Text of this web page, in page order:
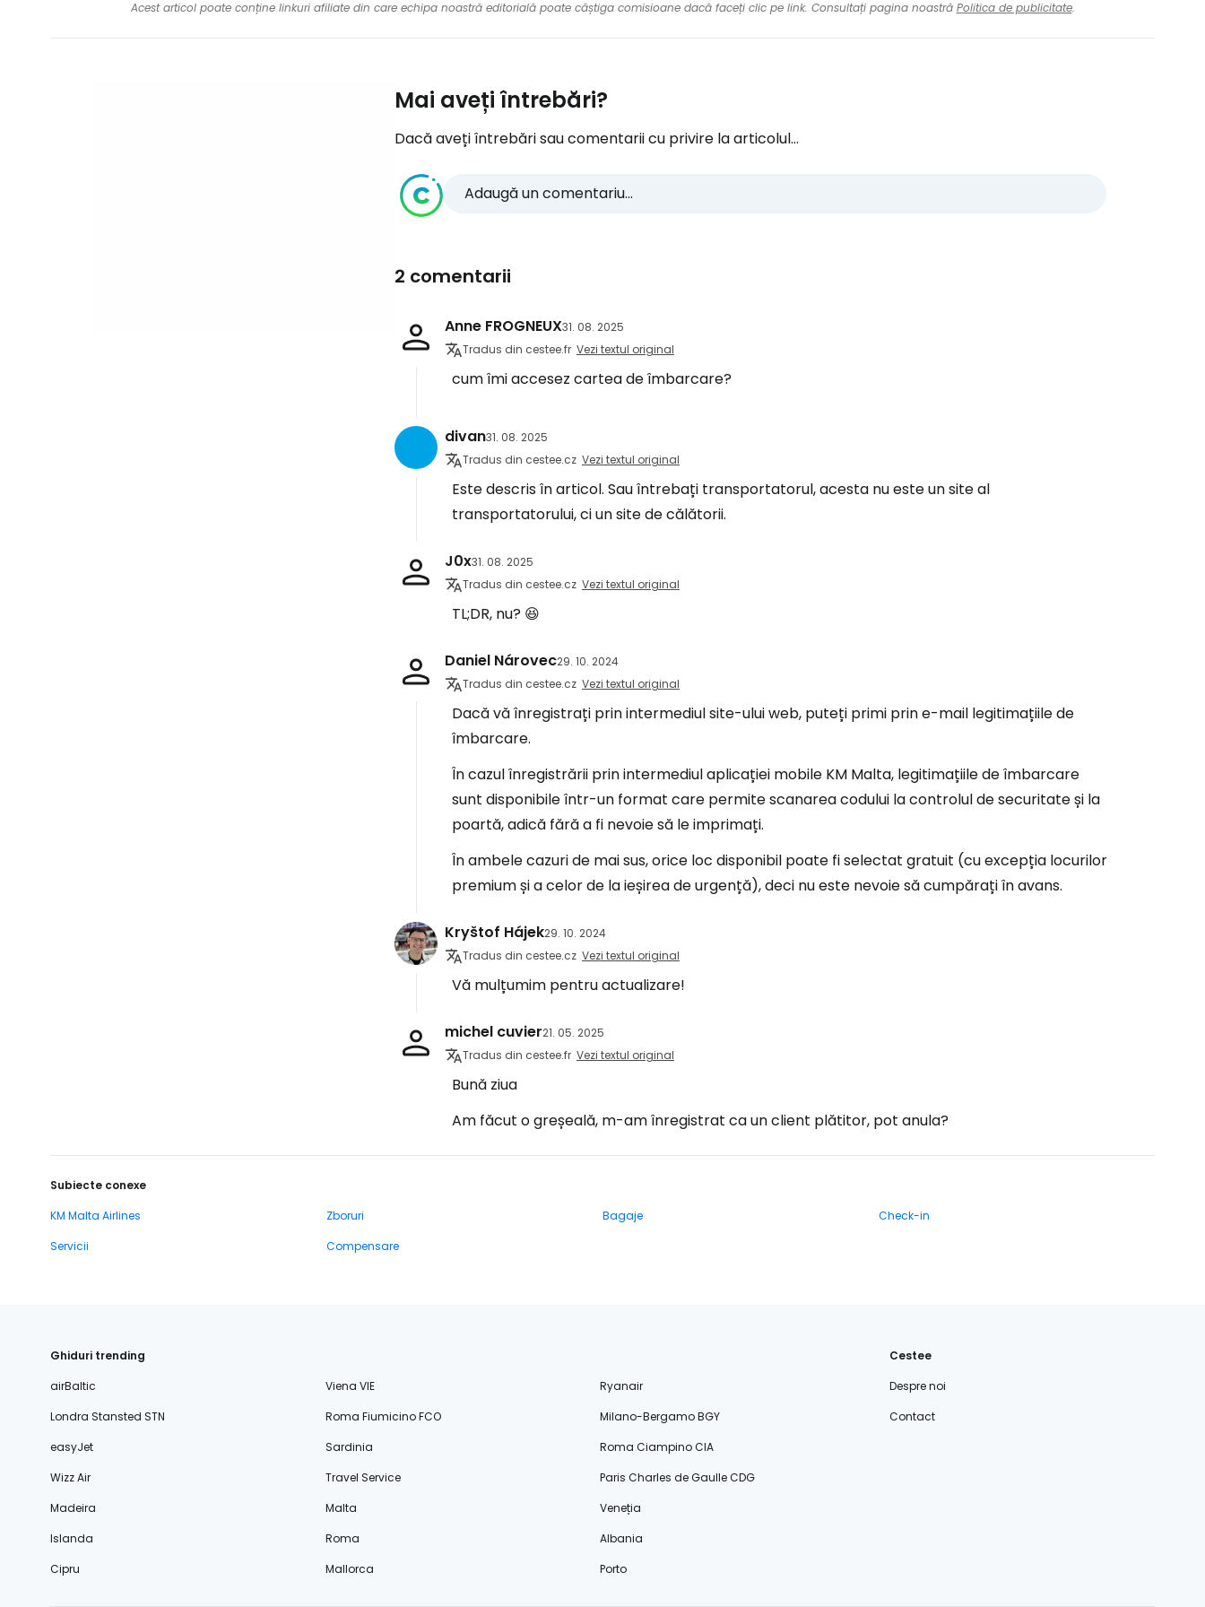
Acest articol poate conține linkuri afiliate din care echipa noastră editorială poate câștiga comisioane dacă faceți clic pe link. Consultați pagina noastră Politica de publicitate.
Mai aveți întrebări?
Dacă aveți întrebări sau comentarii cu privire la articolul...
Adaugă un comentariu...
2 comentarii
Anne FROGNEUX31. 08. 2025
Tradus din cestee.fr Vezi textul original
cum îmi accesez cartea de îmbarcare?
divan31. 08. 2025
Tradus din cestee.cz Vezi textul original
Este descris în articol. Sau întrebați transportatorul, acesta nu este un site al
transportatorului, ci un site de călătorii.
J0x31. 08. 2025
Tradus din cestee.cz Vezi textul original
TL;DR, nu? 😆
Daniel Nárovec29. 10. 2024
Tradus din cestee.cz Vezi textul original
Dacă vă înregistrați prin intermediul site-ului web, puteți primi prin e-mail legitimațiile de
îmbarcare.
În cazul înregistrării prin intermediul aplicației mobile KM Malta, legitimațiile de îmbarcare
sunt disponibile într-un format care permite scanarea codului la controlul de securitate și la
poartă, adică fără a fi nevoie să le imprimați.
În ambele cazuri de mai sus, orice loc disponibil poate fi selectat gratuit (cu excepția locurilor
premium și a celor de la ieșirea de urgență), deci nu este nevoie să cumpărați în avans.
Kryštof Hájek29. 10. 2024
Tradus din cestee.cz Vezi textul original
Vă mulțumim pentru actualizare!
michel cuvier21. 05. 2025
Tradus din cestee.fr Vezi textul original
Bună ziua
Am făcut o greșeală, m-am înregistrat ca un client plătitor, pot anula?
Subiecte conexe
KM Malta Airlines
Zboruri Bagaje
Check-in
Servicii
Compensare
Ghiduri trending
airBaltic
Viena VIE
Ryanair
Londra Stansted STN
Roma Fiumicino FCO
Milano-Bergamo BGY
easyJet
Sardinia
Roma Ciampino CIA
Wizz Air
Travel Service
Paris Charles de Gaulle CDG
Madeira
Malta
Veneția
Islanda
Roma
Albania
Cipru
Mallorca Porto
Cestee
Despre noi
Contact